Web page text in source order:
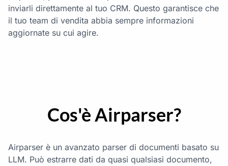
inviarli direttamente al tuo CRM. Questo garantisce che
il tuo team di vendita abbia sempre informazioni
aggiornate su cui agire.
Cos'è Airparser?
Airparser è un avanzato parser di documenti basato su
LLM. Può estrarre dati da quasi qualsiasi documento,